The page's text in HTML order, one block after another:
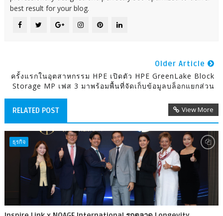
best result for your blog.
Older Article
ครั้งแรกในอุตสาหกรรม HPE เปิดตัว HPE GreenLake Block
Storage MP เฟส 3 มาพร้อมพื้นที่จัดเก็บข้อมูลบล็อกแยกส่วน
RELATED POST View More
ธุรกิจ